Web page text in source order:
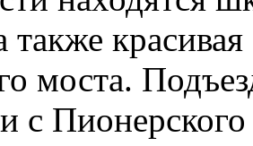
также
моста.
с